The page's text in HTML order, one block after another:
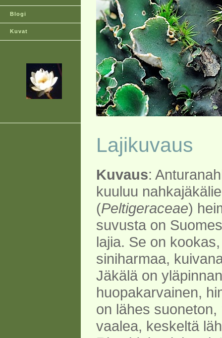
Blogi
Kuvat
Lajikuvaus
Kuvaus:
kuuluu
(Peltigeraceae)
suvusta on
lajia. Se on
siniharmaa,
Jäkälä on
huopakarvainen,
on lähes suoneton,
vaalea, keskeltä